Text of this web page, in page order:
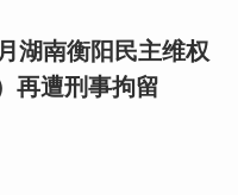
湖南衡阳民主维权
再遭刑事拘留